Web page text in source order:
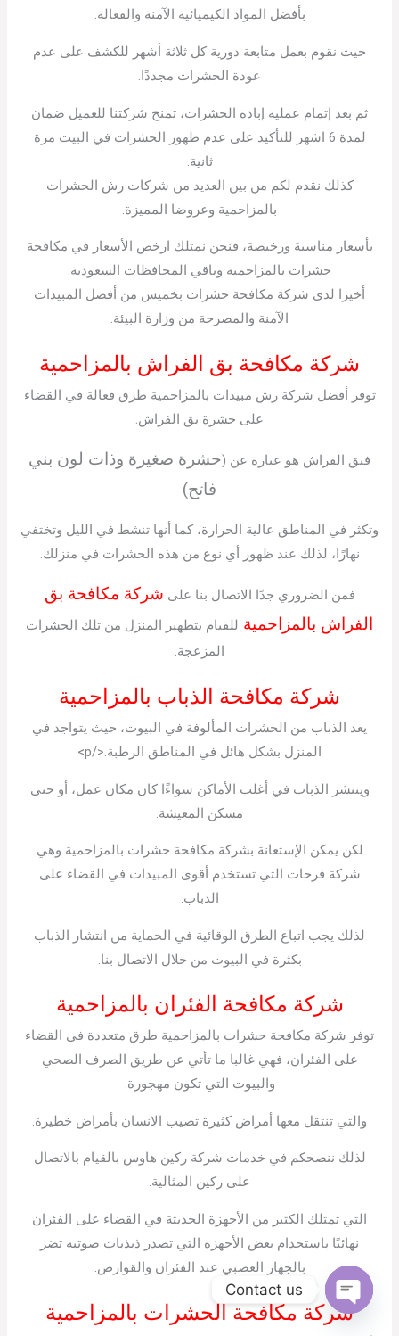
بأفضل المواد الكيميائية الآمنة والفعالة.
حيث نقوم بعمل متابعة دورية كل ثلاثة أشهر للكشف على عدم
عودة الحشرات مجددًا.
ثم بعد إتمام عملية إبادة الحشرات، تمنح شركتنا للعميل ضمان
لمدة 6 اشهر للتأكيد على عدم ظهور الحشرات في البيت مرة
ثانية.
كذلك نقدم لكم من بين العديد من شركات رش الحشرات
بالمزاحمية وعروضا المميزة.
بأسعار مناسبة ورخيصة، فنحن نمتلك ارخص الأسعار في مكافحة
حشرات بالمزاحمية وباقي المحافظات السعودية.
أخيرا لدى شركة مكافحة حشرات بخميس من أفضل المبيدات
الآمنة والمصرحة من وزارة البيئة.
شركة مكافحة بق الفراش بالمزاحمية
توفر أفضل شركة رش مبيدات بالمزاحمية طرق فعالة في القضاء
على حشرة بق الفراش.
فبق الفراش هو عبارة عن (حشرة صغيرة وذات لون بني
فاتح)
وتكثر في المناطق عالية الحرارة، كما أنها تنشط في الليل وتختفي
نهارًا، لذلك عند ظهور أي نوع من هذه الحشرات في منزلك.
فمن الضروري جدًا الاتصال بنا على شركة مكافحة بق
الفراش بالمزاحمية للقيام بتطهير المنزل من تلك الحشرات
المزعجة.
شركة مكافحة الذباب بالمزاحمية
يعد الذباب من الحشرات المألوفة في البيوت، حيث يتواجد في
المنزل بشكل هائل في المناطق الرطبة.</p>
وينتشر الذباب في أغلب الأماكن سواءًا كان مكان عمل، أو حتى
مسكن المعيشة.
لكن يمكن الإستعانة بشركة مكافحة حشرات بالمزاحمية وهي
شركة فرحات التي تستخدم أقوى المبيدات في القضاء على
الذباب.
لذلك يجب اتباع الطرق الوقائية في الحماية من انتشار الذباب
بكثرة في البيوت من خلال الاتصال بنا.
شركة مكافحة الفئران بالمزاحمية
توفر شركة مكافحة حشرات بالمزاحمية طرق متعددة في القضاء
على الفئران، فهي غالبا ما تأتي عن طريق الصرف الصحي
والبيوت التي تكون مهجورة.
والتي تنتقل معها أمراض كثيرة تصيب الانسان بأمراض خطيرة.
لذلك ننصحكم في خدمات شركة ركين هاوس بالقيام بالاتصال
على ركين المثالية.
التي تمتلك الكثير من الأجهزة الحديثة في القضاء على الفئران
نهائيًا باستخدام بعض الأجهزة التي تصدر ذبذبات صوتية تضر
بالجهاز العصبي عند الفئران والقوارض.
شركة مكافحة الحشرات بالمزاحمية
Contact us
Open